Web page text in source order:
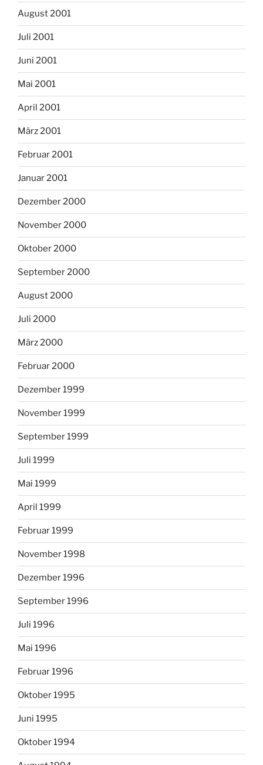
August 2001
Juli 2001
Juni 2001
Mai 2001
April 2001
März 2001
Februar 2001
Januar 2001
Dezember 2000
November 2000
Oktober 2000
September 2000
August 2000
Juli 2000
März 2000
Februar 2000
Dezember 1999
November 1999
September 1999
Juli 1999
Mai 1999
April 1999
Februar 1999
November 1998
Dezember 1996
September 1996
Juli 1996
Mai 1996
Februar 1996
Oktober 1995
Juni 1995
Oktober 1994